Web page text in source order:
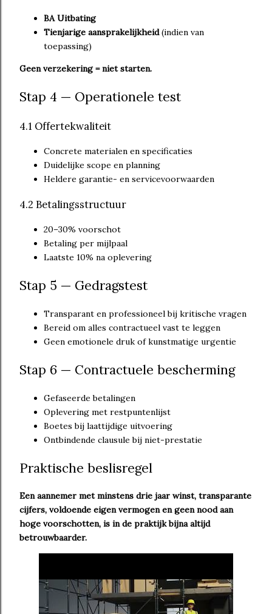
BA Uitbating
Tienjarige aansprakelijkheid(indien van
toepassing)
Geen verzekering = niet starten.
Stap 4 — Operationele test
4.1 Offertekwaliteit
Concrete materialen en specificaties
Duidelijke scope en planning
Heldere garantie- en servicevoorwaarden
4.2 Betalingsstructuur
20–30% voorschot
Betaling per mijlpaal
Laatste 10% na oplevering
Stap 5 — Gedragstest
Transparant en professioneel bij kritische vragen
Bereid om alles contractueel vast te leggen
Geen emotionele druk of kunstmatige urgentie
Stap 6 — Contractuele bescherming
Gefaseerde betalingen
Oplevering met restpuntenlijst
Boetes bij laattijdige uitvoering
Ontbindende clausule bij niet-prestatie
Praktische beslisregel
Een aannemer met minstens drie jaar winst, transparante
cijfers, voldoende eigen vermogen en geen nood aan
hoge voorschotten, is in de praktijk bijna altijd
betrouwbaarder.